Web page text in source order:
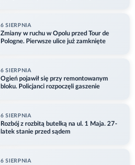
6 SIERPNIA
Zmiany w ruchu w Opolu przed Tour de
Pologne. Pierwsze ulice już zamknięte
6 SIERPNIA
Ogień pojawił się przy remontowanym
bloku. Policjanci rozpoczęli gaszenie
6 SIERPNIA
Rozbój z rozbitą butelką na ul. 1 Maja. 27-
latek stanie przed sądem
6 SIERPNIA